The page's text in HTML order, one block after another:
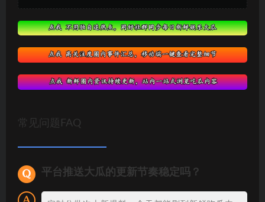
常见问题FAQ
平台推送大瓜的更新节奏稳定吗？